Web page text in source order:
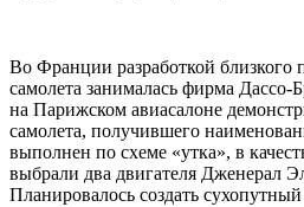
Во Франции разработкой близкого
самолета занималась фирма Дассо-
на Парижском авиасалоне
самолета, получившего
выполнен по схеме «утка», в
выбрали два двигателя Дженерал
Планировалось создать